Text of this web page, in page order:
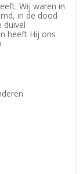
Wij waren in
in de dood
duivel
heeft Hij ons